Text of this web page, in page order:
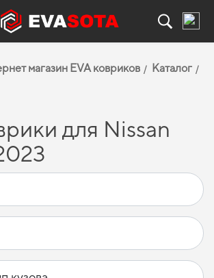
магазин EVA ковриков
Каталог
для Nissan